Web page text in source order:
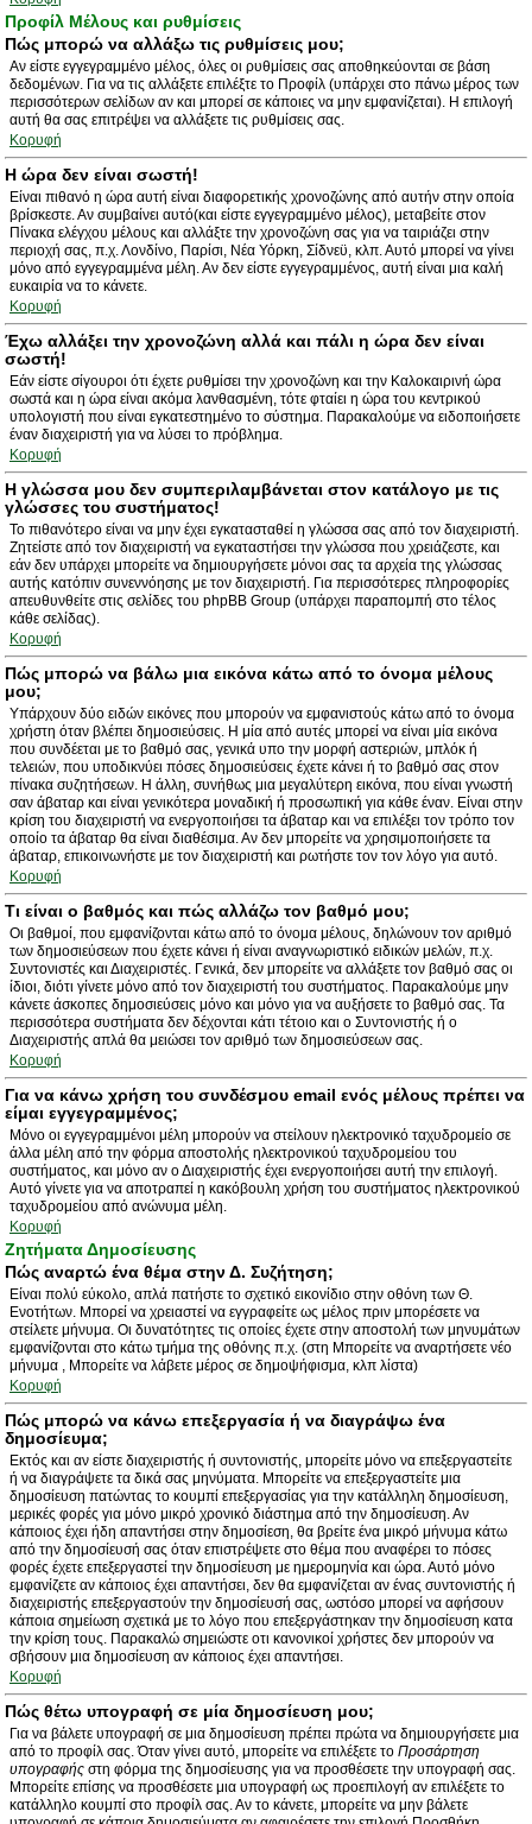
Προφίλ Μέλους και ρυθμίσεις
Πώς μπορώ να αλλάξω τις ρυθμίσεις μου;
Αν είστε εγγεγραμμένο μέλος, όλες οι ρυθμίσεις σας αποθηκεύονται σε βάση
δεδομένων. Για να τις αλλάξετε επιλέξτε το Προφίλ (υπάρχει στο πάνω μέρος των
περισσότερων σελίδων αν και μπορεί σε κάποιες να μην εμφανίζεται). Η επιλογή
αυτή θα σας επιτρέψει να αλλάξετε τις ρυθμίσεις σας.
Κορυφή
Η ώρα δεν είναι σωστή!
Είναι πιθανό η ώρα αυτή είναι διαφορετικής χρονοζώνης από αυτήν στην οποία
βρίσκεστε. Αν συμβαίνει αυτό(και είστε εγγεγραμμένο μέλος), μεταβείτε στον
Πίνακα ελέγχου μέλους και αλλάξτε την χρονοζώνη σας για να ταιριάζει στην
περιοχή σας, π.χ. Λονδίνο, Παρίσι, Νέα Υόρκη, Σίδνεϋ, κλπ. Αυτό μπορεί να γίνει
μόνο από εγγεγραμμένα μέλη. Αν δεν είστε εγγεγραμμένος, αυτή είναι μια καλή
ευκαιρία να το κάνετε.
Κορυφή
Έχω αλλάξει την χρονοζώνη αλλά και πάλι η ώρα δεν είναι
σωστή!
Εάν είστε σίγουροι ότι έχετε ρυθμίσει την χρονοζώνη και την Καλοκαιρινή ώρα
σωστά και η ώρα είναι ακόμα λανθασμένη, τότε φταίει η ώρα του κεντρικού
υπολογιστή που είναι εγκατεστημένο το σύστημα. Παρακαλούμε να ειδοποιήσετε
έναν διαχειριστή για να λύσει το πρόβλημα.
Κορυφή
Η γλώσσα μου δεν συμπεριλαμβάνεται στον κατάλογο με τις
γλώσσες του συστήματος!
Το πιθανότερο είναι να μην έχει εγκατασταθεί η γλώσσα σας από τον διαχειριστή.
Ζητείστε από τον διαχειριστή να εγκαταστήσει την γλώσσα που χρειάζεστε, και
εάν δεν υπάρχει μπορείτε να δημιουργήσετε μόνοι σας τα αρχεία της γλώσσας
αυτής κατόπιν συνεννόησης με τον διαχειριστή. Για περισσότερες πληροφορίες
απευθυνθείτε στις σελίδες του phpBB Group (υπάρχει παραπομπή στο τέλος
κάθε σελίδας).
Κορυφή
Πώς μπορώ να βάλω μια εικόνα κάτω από το όνομα μέλους
μου;
Υπάρχουν δύο ειδών εικόνες που μπορούν να εμφανιστούς κάτω από το όνομα
χρήστη όταν βλέπει δημοσιεύσεις. Η μία από αυτές μπορεί να είναι μία εικόνα
που συνδέεται με το βαθμό σας, γενικά υπο την μορφή αστεριών, μπλόκ ή
τελειών, που υποδικνύει πόσες δημοσιεύσεις έχετε κάνει ή το βαθμό σας στον
πίνακα συζητήσεων. Η άλλη, συνήθως μια μεγαλύτερη εικόνα, που είναι γνωστή
σαν άβαταρ και είναι γενικότερα μοναδική ή προσωπική για κάθε έναν. Είναι στην
κρίση του διαχειριστή να ενεργοποιήσει τα άβαταρ και να επιλέξει τον τρόπο τον
οποίο τα άβαταρ θα είναι διαθέσιμα. Αν δεν μπορείτε να χρησιμοποιήσετε τα
άβαταρ, επικοινωνήστε με τον διαχειριστή και ρωτήστε τον τον λόγο για αυτό.
Κορυφή
Τι είναι ο βαθμός και πώς αλλάζω τον βαθμό μου;
Οι βαθμοί, που εμφανίζονται κάτω από το όνομα μέλους, δηλώνουν τον αριθμό
των δημοσιεύσεων που έχετε κάνει ή είναι αναγνωριστικό ειδικών μελών, π.χ.
Συντονιστές και Διαχειριστές. Γενικά, δεν μπορείτε να αλλάξετε τον βαθμό σας οι
ίδιοι, διότι γίνετε μόνο από τον διαχειριστή του συστήματος. Παρακαλούμε μην
κάνετε άσκοπες δημοσιεύσεις μόνο και μόνο για να αυξήσετε το βαθμό σας. Τα
περισσότερα συστήματα δεν δέχονται κάτι τέτοιο και ο Συντονιστής ή ο
Διαχειριστής απλά θα μειώσει τον αριθμό των δημοσιεύσεων σας.
Κορυφή
Για να κάνω χρήση του συνδέσμου email ενός μέλους πρέπει να
είμαι εγγεγραμμένος;
Μόνο οι εγγεγραμμένοι μέλη μπορούν να στείλουν ηλεκτρονικό ταχυδρομείο σε
άλλα μέλη από την φόρμα αποστολής ηλεκτρονικού ταχυδρομείου του
συστήματος, και μόνο αν ο Διαχειριστής έχει ενεργοποιήσει αυτή την επιλογή.
Αυτό γίνετε για να αποτραπεί η κακόβουλη χρήση του συστήματος ηλεκτρονικού
ταχυδρομείου από ανώνυμα μέλη.
Κορυφή
Ζητήματα Δημοσίευσης
Πώς αναρτώ ένα θέμα στην Δ. Συζήτηση;
Είναι πολύ εύκολο, απλά πατήστε το σχετικό εικονίδιο στην οθόνη των Θ.
Ενοτήτων. Μπορεί να χρειαστεί να εγγραφείτε ως μέλος πριν μπορέσετε να
στείλετε μήνυμα. Οι δυνατότητες τις οποίες έχετε στην αποστολή των μηνυμάτων
εμφανίζονται στο κάτω τμήμα της οθόνης π.χ. (στη Μπορείτε να αναρτήσετε νέο
μήνυμα , Μπορείτε να λάβετε μέρος σε δημοψήφισμα, κλπ λίστα)
Κορυφή
Πώς μπορώ να κάνω επεξεργασία ή να διαγράψω ένα
δημοσίευμα;
Εκτός και αν είστε διαχειριστής ή συντονιστής, μπορείτε μόνο να επεξεργαστείτε
ή να διαγράψετε τα δικά σας μηνύματα. Μπορείτε να επεξεργαστείτε μια
δημοσίευση πατώντας το κουμπί επεξεργασίας για την κατάλληλη δημοσίευση,
μερικές φορές για μόνο μικρό χρονικό διάστημα από την δημοσίευση. Αν
κάποιος έχει ήδη απαντήσει στην δημοσίεση, θα βρείτε ένα μικρό μήνυμα κάτω
από την δημοσίευσή σας όταν επιστρέψετε στο θέμα που αναφέρει το πόσες
φορές έχετε επεξεργαστεί την δημοσίευση με ημερομηνία και ώρα. Αυτό μόνο
εμφανίζετε αν κάποιος έχει απαντήσει, δεν θα εμφανίζεται αν ένας συντονιστής ή
διαχειριστής επεξεργαστούν την δημοσίευσή σας, ωστόσο μπορεί να αφήσουν
κάποια σημείωση σχετικά με το λόγο που επεξεργάστηκαν την δημοσίευση κατα
την κρίση τους. Παρακαλώ σημειώστε οτι κανονικοί χρήστες δεν μπορούν να
σβήσουν μια δημοσίευση αν κάποιος έχει απαντήσει.
Κορυφή
Πώς θέτω υπογραφή σε μία δημοσίευση μου;
Για να βάλετε υπογραφή σε μια δημοσίευση πρέπει πρώτα να δημιουργήσετε μια
από το προφίλ σας. Όταν γίνει αυτό, μπορείτε να επιλέξετε το Προσάρτηση
υπογραφής στη φόρμα της δημοσίευσης για να προσθέσετε την υπογραφή σας.
Μπορείτε επίσης να προσθέσετε μια υπογραφή ως προεπιλογή αν επιλέξετε το
κατάλληλο κουμπί στο προφίλ σας. Αν το κάνετε, μπορείτε να μην βάλετε